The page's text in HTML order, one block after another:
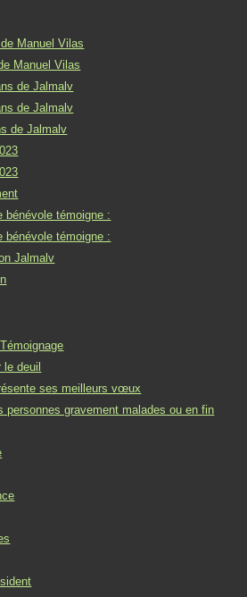
Manuel Vilas
Manuel Vilas
de Jalmalv
de Jalmalv
de Jalmalv
bénévole témoigne :
bénévole témoigne :
Jalmalv
le deuil
ses meilleurs vœux
personnes gravement malades ou en fin